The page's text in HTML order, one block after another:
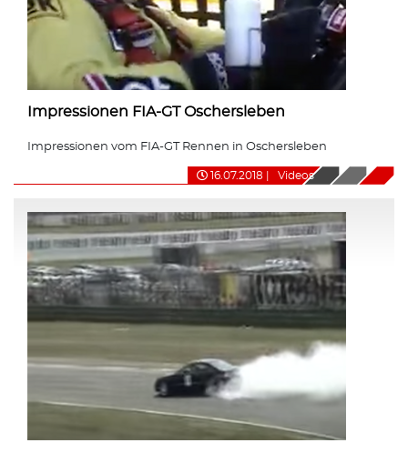
Impressionen FIA-GT Oschersleben
Impressionen vom FIA-GT Rennen in Oschersleben
16.07.2018 Videos